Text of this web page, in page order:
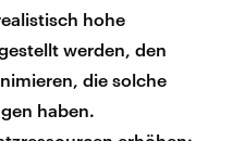
hohe
werden, den
die solche
haben.